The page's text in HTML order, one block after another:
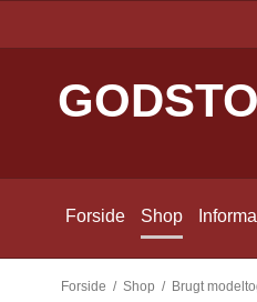
Forside Shop
Forside / Shop / Brugt